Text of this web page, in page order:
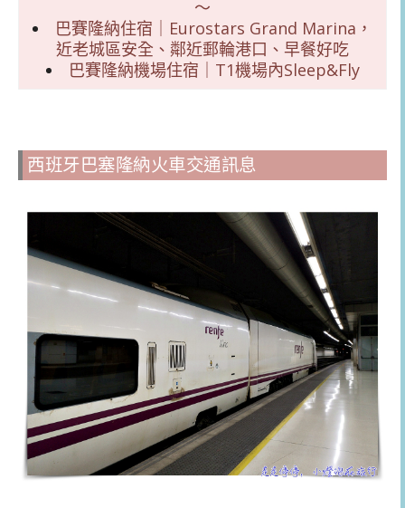
～
巴賽隆納住宿｜Eurostars Grand Marina，
近老城區安全、鄰近郵輪港口、早餐好吃
巴賽隆納機場住宿｜T1機場內Sleep&Fly
西班牙巴塞隆納火車交通訊息